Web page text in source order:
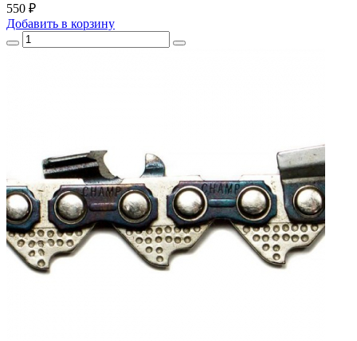
550 ₽
Добавить в корзину